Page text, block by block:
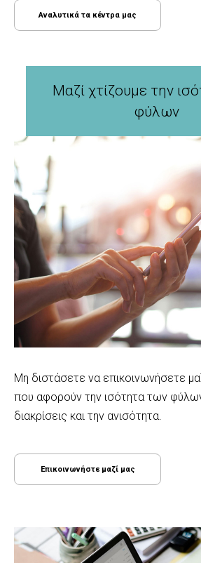
Αναλυτικά τα κέντρα μας
Μαζί χτίζουμε την
φύλων
Μη διστάσετε να επικοινωνήσετε
που αφορούν την ισότητα των
διακρίσεις και την ανισότητα.
Επικοινωνήστε μαζί μας